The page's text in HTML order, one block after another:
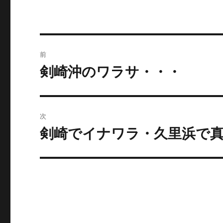
稿
ゲ
前
前
投
稿:
剣崎沖のワラサ・・・
次
次
投
剣崎でイナワラ・久里浜で